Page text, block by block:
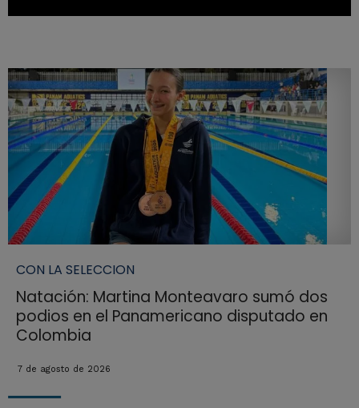
CON LA SELECCION
Natación: Martina Monteavaro sumó dos
podios en el Panamericano disputado en
Colombia
7 de agosto de 2026